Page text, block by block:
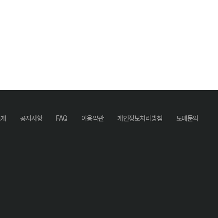
공지사항 FAQ 이용약관 개인정보처리방침 도매문의